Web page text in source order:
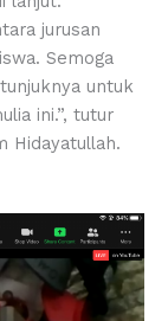
jurusan
Semoga
untuk
ini.”, tutur
Hidayatullah.